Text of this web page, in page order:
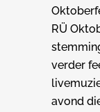
RÜ
verder
avond